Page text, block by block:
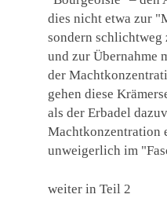
dies nicht etwa zur
sondern schlichtweg
und zur Übernahme
der
gehen diese
als der Erbadel
Machtkonzentration
unweigerlich im
weiter in Teil 2